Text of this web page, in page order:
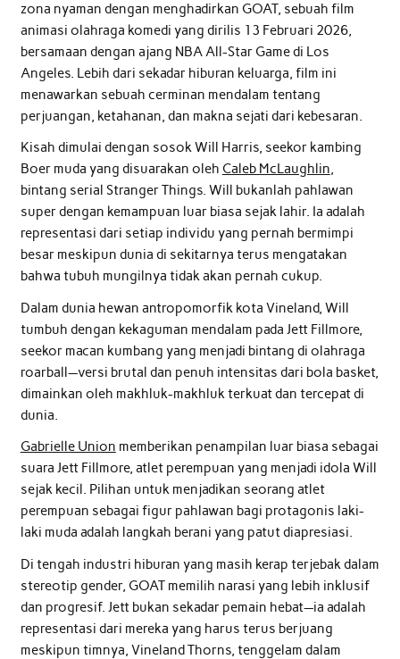
zona nyaman dengan menghadirkan GOAT, sebuah film
animasi olahraga komedi yang dirilis 13 Februari 2026,
bersamaan dengan ajang NBA All-Star Game di Los
Angeles. Lebih dari sekadar hiburan keluarga, film ini
menawarkan sebuah cerminan mendalam tentang
perjuangan, ketahanan, dan makna sejati dari kebesaran.
Kisah dimulai dengan sosok Will Harris, seekor kambing
Boer muda yang disuarakan oleh Caleb McLaughlin,
bintang serial Stranger Things. Will bukanlah pahlawan
super dengan kemampuan luar biasa sejak lahir. Ia adalah
representasi dari setiap individu yang pernah bermimpi
besar meskipun dunia di sekitarnya terus mengatakan
bahwa tubuh mungilnya tidak akan pernah cukup.
Dalam dunia hewan antropomorfik kota Vineland, Will
tumbuh dengan kekaguman mendalam pada Jett Fillmore,
seekor macan kumbang yang menjadi bintang di olahraga
roarball—versi brutal dan penuh intensitas dari bola basket,
dimainkan oleh makhluk-makhluk terkuat dan tercepat di
dunia.
Gabrielle Union memberikan penampilan luar biasa sebagai
suara Jett Fillmore, atlet perempuan yang menjadi idola Will
sejak kecil. Pilihan untuk menjadikan seorang atlet
perempuan sebagai figur pahlawan bagi protagonis laki-
laki muda adalah langkah berani yang patut diapresiasi.
Di tengah industri hiburan yang masih kerap terjebak dalam
stereotip gender, GOAT memilih narasi yang lebih inklusif
dan progresif. Jett bukan sekadar pemain hebat—ia adalah
representasi dari mereka yang harus terus berjuang
meskipun timnya, Vineland Thorns, tenggelam dalam